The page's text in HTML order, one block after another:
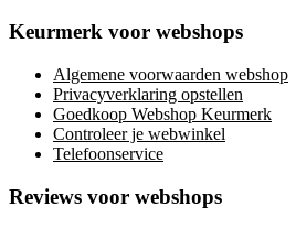
Keurmerk voor webshops
Algemene voorwaarden webshop
Privacyverklaring opstellen
Goedkoop Webshop Keurmerk
Controleer je webwinkel
Telefoonservice
Reviews voor webshops